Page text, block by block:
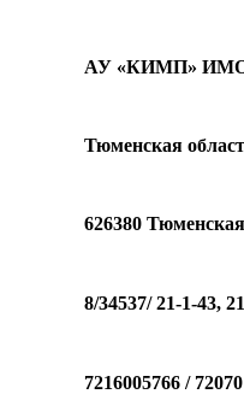
АУ «КИМП»
Тюменская
626380
8/34537/ 21-1-43,
7216005766 /